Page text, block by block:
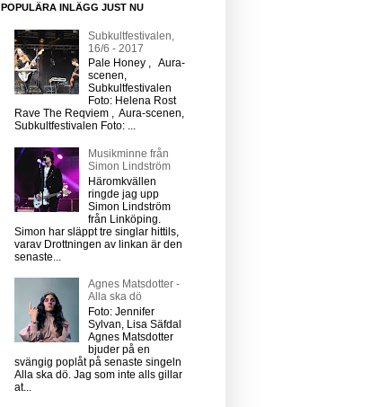
POPULÄRA INLÄGG JUST NU
Subkultfestivalen,
16/6 - 2017
Pale Honey , Aura-
scenen,
Subkultfestivalen
Foto: Helena Rost
Rave The Reqviem , Aura-scenen,
Subkultfestivalen Foto: ...
Musikminne från
Simon Lindström
Häromkvällen
ringde jag upp
Simon Lindström
från Linköping.
Simon har släppt tre singlar hittils,
varav Drottningen av linkan är den
senaste...
Agnes Matsdotter -
Alla ska dö
Foto: Jennifer
Sylvan, Lisa Säfdal
Agnes Matsdotter
bjuder på en
svängig poplåt på senaste singeln
Alla ska dö. Jag som inte alls gillar
at...